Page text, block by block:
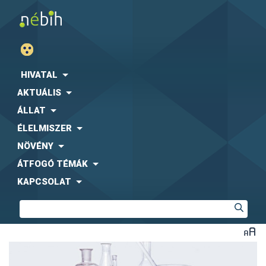
HIVATAL
AKTUÁLIS
ÁLLAT
ÉLELMISZER
NÖVÉNY
ÁTFOGÓ TÉMÁK
KAPCSOLAT